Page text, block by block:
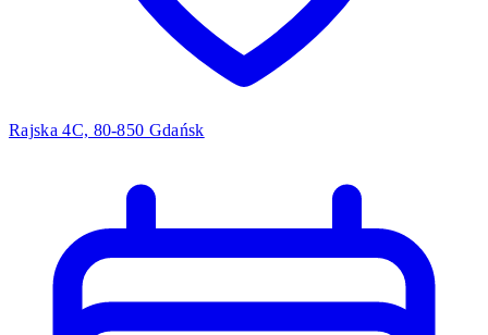
Rajska 4C, 80-850 Gdańsk